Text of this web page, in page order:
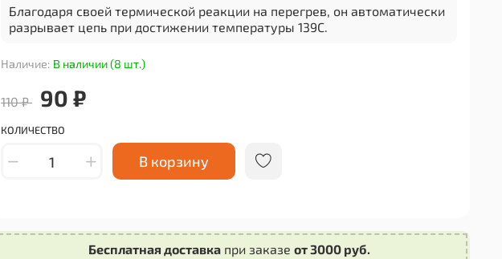
Наличие: В наличии (8 шт.)
110 ₽ 90 ₽
КОЛИЧЕСТВО
В корзину
Благодаря своей термической реакции на перегрев, он автоматически
разрывает цепь при достижении температуры 139C.
Термопредохранитель обеспечивает безопасность работы
электрооборудования и предотвращает возможные повреждения.
Идеальный выбор для использования в электросетях дома, офиса или
Покупая этот товар, вы получаете надежный и долговечный элемент
электрооборудования, соответствующий всем стандартам
Бесплатная доставкапри заказе от 3000 руб.